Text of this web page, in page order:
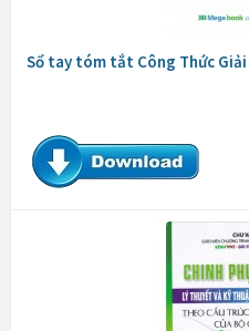
Sổ tay tóm tắt Công Thức Giải